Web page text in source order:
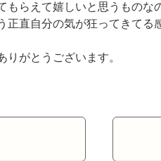
らえて嬉しいと思うものな
直自分の気が狂ってきてる
がとうございます。